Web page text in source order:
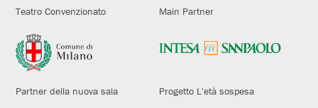
Teatro Convenzionato Main Partner
Partner della nuova sala Progetto L'età sospesa